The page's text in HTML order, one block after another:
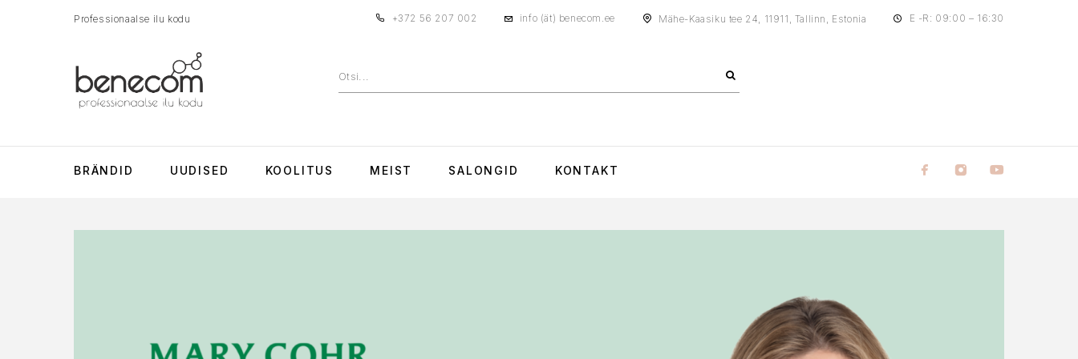
Professionaalse ilu kodu +372 56 207 002 info (ät) benecom.ee Mähe-Kaasiku tee 24, 11911, Tallinn, Estonia E -R: 09:00 – 16:30
BRÄNDID UUDISED KOOLITUS MEIST SALONGID KONTAKT